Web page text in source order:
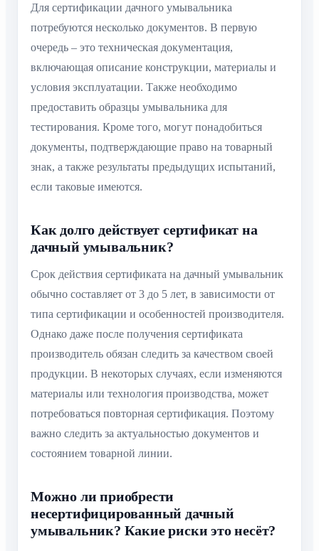
Для сертификации дачного умывальника
потребуются несколько документов. В первую
очередь – это техническая документация,
включающая описание конструкции, материалы и
условия эксплуатации. Также необходимо
предоставить образцы умывальника для
тестирования. Кроме того, могут понадобиться
документы, подтверждающие право на товарный
знак, а также результаты предыдущих испытаний,
если таковые имеются.
Как долго действует сертификат на
дачный умывальник?
Срок действия сертификата на дачный умывальник
обычно составляет от 3 до 5 лет, в зависимости от
типа сертификации и особенностей производителя.
Однако даже после получения сертификата
производитель обязан следить за качеством своей
продукции. В некоторых случаях, если изменяются
материалы или технология производства, может
потребоваться повторная сертификация. Поэтому
важно следить за актуальностью документов и
состоянием товарной линии.
Можно ли приобрести
несертифицированный дачный
умывальник? Какие риски это несёт?